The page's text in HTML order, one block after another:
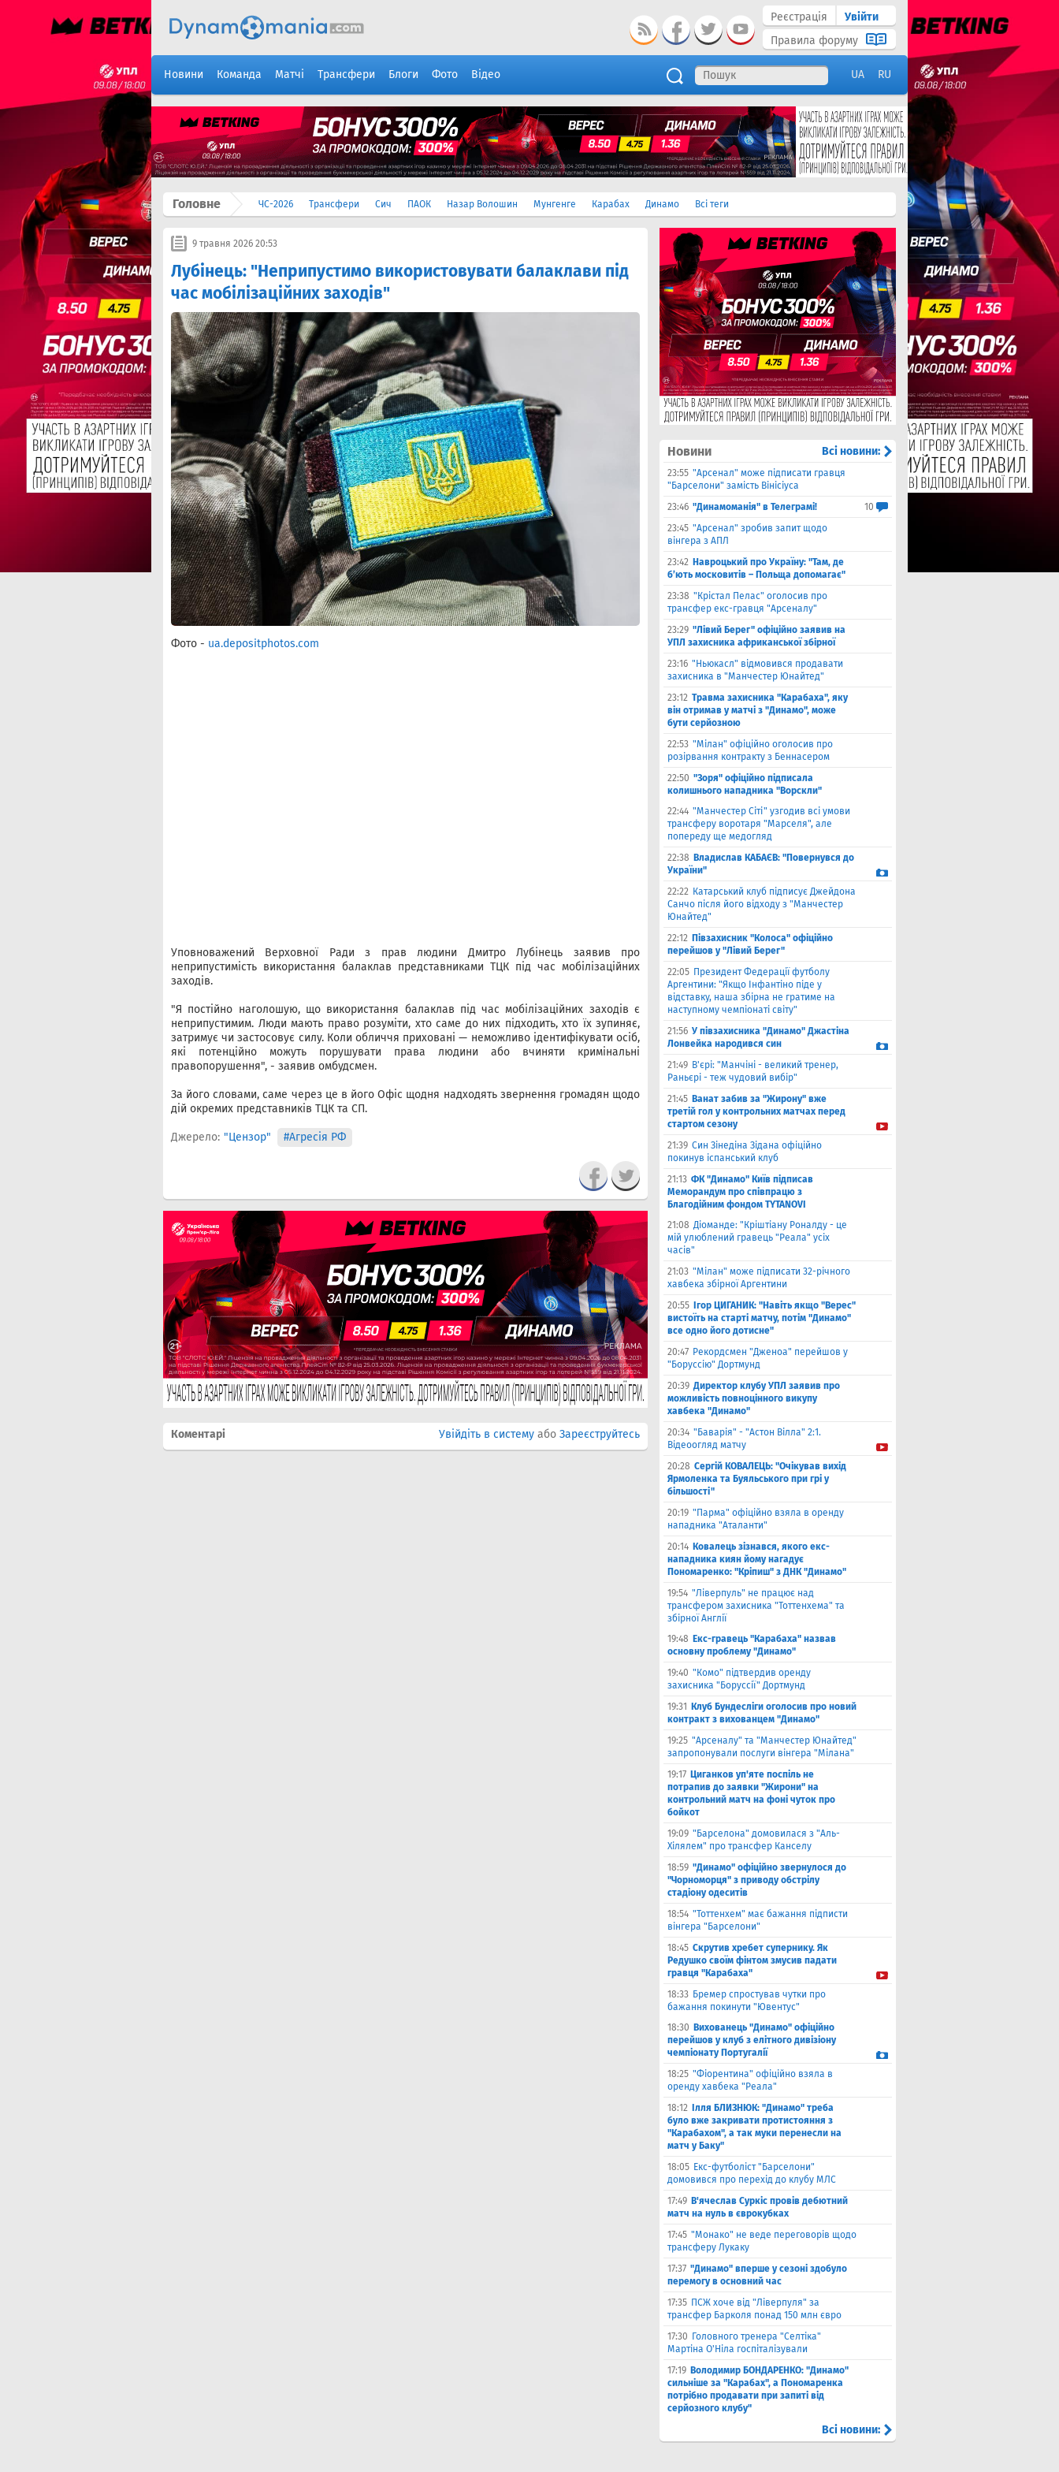
Реєстрація
Увійти
Правила форуму
Новини Команда Матчі Трансфери Блоги Фото Відео UA RU
Головне ЧС-2026 Трансфери Сич ПАОК Назар Волошин Мунгенге Карабах Динамо Всі теги
9 травня 2026 20:53
Лубінець: "Неприпустимо використовувати балаклави під
час мобілізаційних заходів"
Фото - ua.depositphotos.com
Уповноважений Верховної Ради з прав людини Дмитро Лубінець заявив про
неприпустимість використання балаклав представниками ТЦК під час мобілізаційних
заходів.
"Я постійно наголошую, що використання балаклав під час мобілізаційних заходів є
неприпустимим. Люди мають право розуміти, хто саме до них підходить, хто їх зупиняє,
затримує чи застосовує силу. Коли обличчя приховані — неможливо ідентифікувати осіб,
які потенційно можуть порушувати права людини або вчиняти кримінальні
правопорушення", - заявив омбудсмен.
За його словами, саме через це в його Офіс щодня надходять звернення громадян щодо
дій окремих представників ТЦК та СП.
Джерело: "Цензор" #Агресія РФ
Коментарі Увійдіть в систему або Зареєструйтесь
Новини Всі новини:
23:55 "Арсенал" може підписати гравця
"Барселони" замість Вінісіуса
23:46 "Динамоманія" в Телеграмі!
10
23:45 "Арсенал" зробив запит щодо
вінгера з АПЛ
23:42 Навроцький про Україну: "Там, де
б’ють московитів – Польща допомагає"
23:38 "Крістал Пелас" оголосив про
трансфер екс-гравця "Арсеналу"
23:29 "Лівий Берег" офіційно заявив на
УПЛ захисника африканської збірної
23:16 "Ньюкасл" відмовився продавати
захисника в "Манчестер Юнайтед"
23:12 Травма захисника "Карабаха", яку
він отримав у матчі з "Динамо", може
бути серйозною
22:53 "Мілан" офіційно оголосив про
розірвання контракту з Беннасером
22:50 "Зоря" офіційно підписала
колишнього нападника "Ворскли"
22:44 "Манчестер Сіті" узгодив всі умови
трансферу воротаря "Марселя", але
попереду ще медогляд
22:38 Владислав КАБАЄВ: "Повернувся до
України"
22:22 Катарський клуб підписує Джейдона
Санчо після його відходу з "Манчестер
Юнайтед"
22:12 Півзахисник "Колоса" офіційно
перейшов у "Лівий Берег"
22:05 Президент Федерації футболу
Аргентини: "Якщо Інфантіно піде у
відставку, наша збірна не гратиме на
наступному чемпіонаті світу"
21:56 У півзахисника "Динамо" Джастіна
Лонвейка народився син
21:49 В'єрі: "Манчіні - великий тренер,
Раньєрі - теж чудовий вибір"
21:45 Ванат забив за "Жирону" вже
третій гол у контрольних матчах перед
стартом сезону
21:39 Син Зінедіна Зідана офіційно
покинув іспанський клуб
21:13 ФК "Динамо" Київ підписав
Меморандум про співпрацю з
Благодійним фондом TYTANOVI
21:08 Діоманде: "Кріштіану Роналду - це
мій улюблений гравець "Реала" усіх
часів"
21:03 "Мілан" може підписати 32-річного
хавбека збірної Аргентини
20:55
Ігор ЦИГАНИК: "Навіть якщо "Верес"
вистоїть на старті матчу, потім "Динамо"
все одно його дотисне"
20:47 Рекордсмен "Дженоа" перейшов у
"Боруссію" Дортмунд
20:39 Директор клубу УПЛ заявив про
можливість повноцінного викупу
хавбека "Динамо"
20:34 "Баварія" - "Астон Вілла" 2:1.
Відеоогляд матчу
20:28 Сергій КОВАЛЕЦЬ: "Очікував вихід
Ярмоленка та Буяльського при грі у
більшості"
20:19 "Парма" офіційно взяла в оренду
нападника "Аталанти"
20:14 Ковалець зізнався, якого екс-
нападника киян йому нагадує
Пономаренко: "Кріпиш" з ДНК "Динамо"
19:54 "Ліверпуль" не працює над
трансфером захисника "Тоттенхема" та
збірної Англії
19:48 Екс-гравець "Карабаха" назвав
основну проблему "Динамо"
19:40 "Комо" підтвердив оренду
захисника "Боруссії" Дортмунд
19:31
Клуб Бундесліги оголосив про новий
контракт з вихованцем "Динамо"
19:25 "Арсеналу" та "Манчестер Юнайтед"
запропонували послуги вінгера "Мілана"
19:17 Циганков уп'яте поспіль не
потрапив до заявки "Жирони" на
контрольний матч на фоні чуток про
бойкот
19:09 "Барселона" домовилася з "Аль-
Хілялем" про трансфер Канселу
18:59 "Динамо" офіційно звернулося до
"Чорноморця" з приводу обстрілу
стадіону одеситів
18:54 "Тоттенхем" має бажання підписти
вінгера "Барселони"
18:45 Скрутив хребет супернику. Як
Редушко своїм фінтом змусив падати
гравця "Карабаха"
18:33 Бремер спростував чутки про
бажання покинути "Ювентус"
18:30 Вихованець "Динамо" офіційно
перейшов у клуб з елітного дивізіону
чемпіонату Португалії
18:25 "Фіорентина" офіційно взяла в
оренду хавбека "Реала"
18:12
Ілля БЛИЗНЮК: "Динамо" треба
було вже закривати протистояння з
"Карабахом", а так муки перенесли на
матч у Баку"
18:05 Екс-футболіст "Барселони"
домовився про перехід до клубу МЛС
17:49 В'ячеслав Суркіс провів дебютний
матч на нуль в єврокубках
17:45 "Монако" не веде переговорів щодо
трансферу Лукаку
17:37 "Динамо" вперше у сезоні здобуло
перемогу в основний час
17:35 ПСЖ хоче від "Ліверпуля" за
трансфер Барколя понад 150 млн євро
17:30 Головного тренера "Селтіка"
Мартіна О'Ніла госпіталізували
17:19 Володимир БОНДАРЕНКО: "Динамо"
сильніше за "Карабах", а Пономаренка
потрібно продавати при запиті від
серйозного клубу"
Всі новини: